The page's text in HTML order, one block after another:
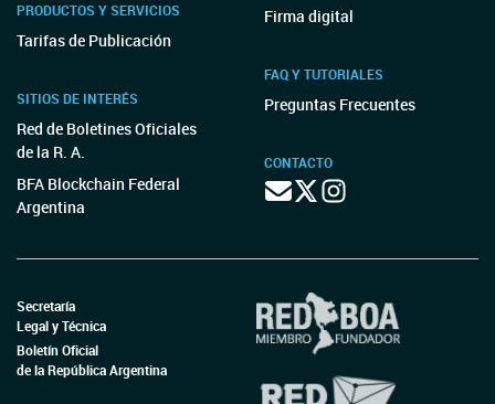
PRODUCTOS Y SERVICIOS
Tarifas de Publicación
SITIOS DE INTERÉS
Red de Boletines Oficiales
de la R. A.
BFA Blockchain Federal
Argentina
Firma digital
FAQ Y TUTORIALES
Preguntas Frecuentes
CONTACTO
Secretaría
Legal y Técnica
Boletín Oficial
de la República Argentina